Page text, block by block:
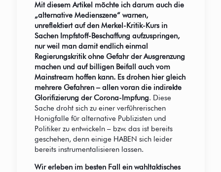
Mit diesem Artikel möchte ich darum auch die
„alternative Medienszene“ warnen,
unreflektiert auf den Merkel-Kritik-Kurs in
Sachen Impfstoff-Beschaffung aufzuspringen,
nur weil man damit endlich einmal
Regierungskritik ohne Gefahr der Ausgrenzung
machen und auf billigen Beifall auch vom
Mainstream hoffen kann. Es drohen hier gleich
mehrere Gefahren – allen voran die indirekte
Glorifizierung der Corona-Impfung. Diese
Sache droht sich zu einer verführerischen
Honigfalle für alternative Publizisten und
Politiker zu entwickeln – bzw. das ist bereits
geschehen, denn einige HABEN sich leider
bereits instrumentalisieren lassen.
Wir erleben im besten Fall ein wahltaktisches